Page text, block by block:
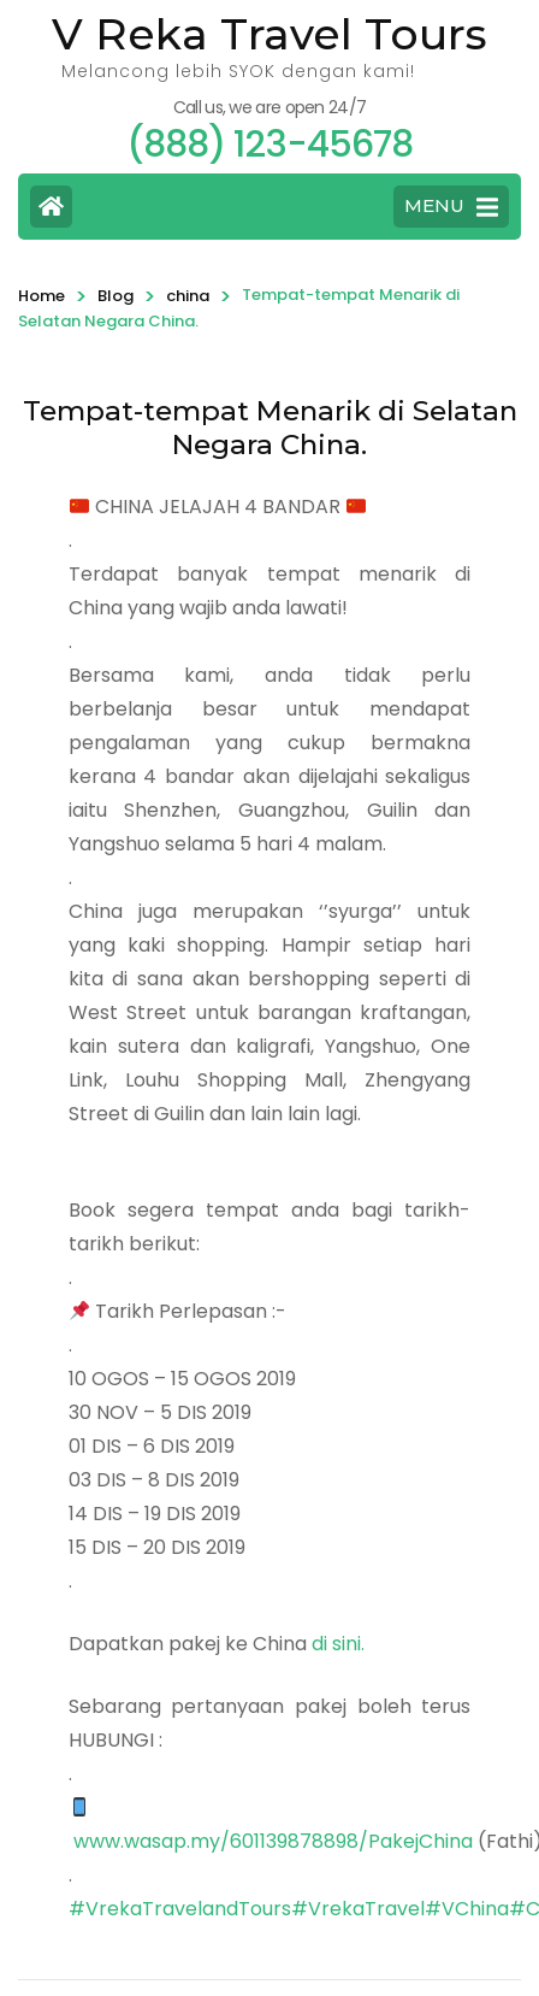
V Reka Travel Tours
Melancong lebih SYOK dengan kami!
Call us, we are open 24/7
(888) 123-45678
MENU
Home > Blog > china > Tempat-tempat Menarik di
Selatan Negara China.
Tempat-tempat Menarik di Selatan
Negara China.
CHINA JELAJAH 4 BANDAR
.
Terdapat banyak tempat menarik di
China yang wajib anda lawati!
.
Bersama kami, anda tidak perlu
berbelanja besar untuk mendapat
pengalaman yang cukup bermakna
kerana 4 bandar akan dijelajahi sekaligus
iaitu Shenzhen, Guangzhou, Guilin dan
Yangshuo selama 5 hari 4 malam.
.
China juga merupakan ‘’syurga’’ untuk
yang kaki shopping. Hampir setiap hari
kita di sana akan bershopping seperti di
West Street untuk barangan kraftangan,
kain sutera dan kaligrafi, Yangshuo, One
Link, Louhu Shopping Mall, Zhengyang
Street di Guilin dan lain lain lagi.
Book segera tempat anda bagi tarikh-
tarikh berikut:
.
Tarikh Perlepasan :-
.
10 OGOS – 15 OGOS 2019
30 NOV – 5 DIS 2019
01 DIS – 6 DIS 2019
03 DIS – 8 DIS 2019
14 DIS – 19 DIS 2019
15 DIS – 20 DIS 2019
.
Dapatkan pakej ke China di sini.
Sebarang pertanyaan pakej boleh terus
HUBUNGI :
.
www.wasap.my/601139878898/PakejChina
.
#VrekaTravelandTours#VrekaTravel#VChina